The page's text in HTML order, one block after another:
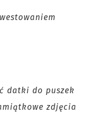
datki do puszek
zdjęcia